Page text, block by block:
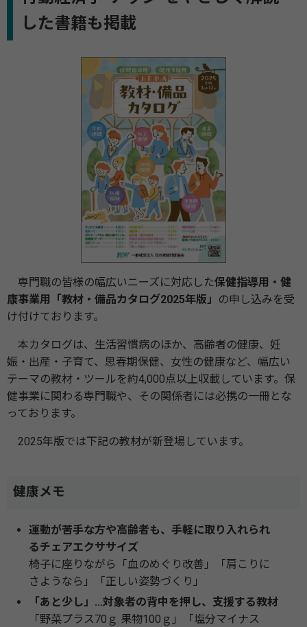
した書籍も掲載
専門職の皆様の幅広いニーズに対応した保健指導用・健
康事業用「教材・備品カタログ2025年版」
の申し込みを受
け付けております。
本カタログは、生活習慣病のほか、高齢者の健康、妊
娠・出産・子育て、思春期保健、女性の健康など、幅広い
テーマの教材・ツールを約4,000点以上収載しています。保
健事業に関わる専門職や、その関係者には必携の一冊とな
っております。
2025年版では下記の教材が新登場しています。
健康メモ
運動が苦手な方や高齢者も、手軽に取り入れられ
るチェアエクササイズ
椅子に座りながら「血のめぐり改善」「肩こりに
さようなら」「正しい姿勢づくり」
「あと少し」...対象者の背中を押し、支援する教材
「野菜プラス70ｇ 果物100ｇ」「塩分マイナス